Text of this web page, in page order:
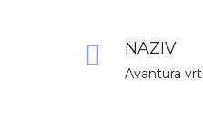
NAZIV
Avantura vrt